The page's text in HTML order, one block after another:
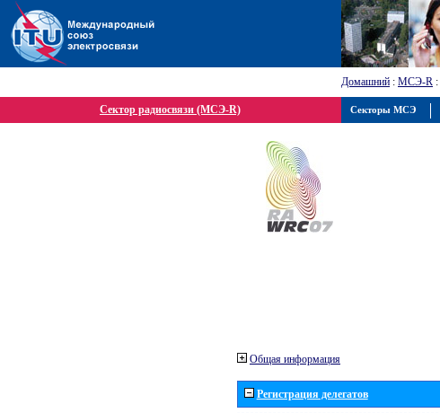
Домашний : МСЭ-R :
Сектор радиосвязи (МСЭ-R)
Общая информация
Регистрация делегатов
Секторы МСЭ